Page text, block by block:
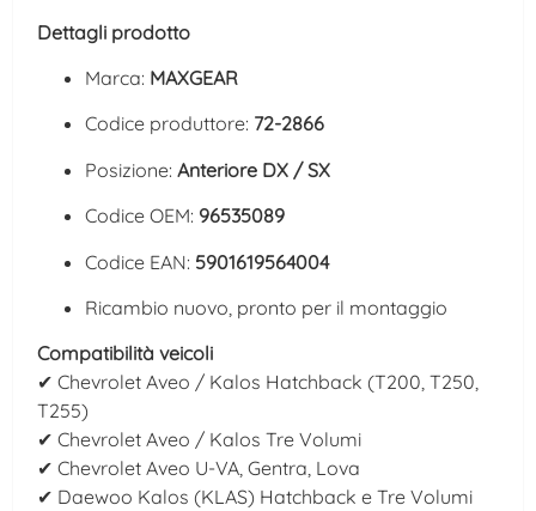
Dettagli prodotto
Marca: MAXGEAR
Codice produttore: 72-2866
Posizione: Anteriore DX / SX
Codice OEM: 96535089
Codice EAN: 5901619564004
Ricambio nuovo, pronto per il montaggio
Compatibilità veicoli
✔ Chevrolet Aveo / Kalos Hatchback (T200, T250,
T255)
✔ Chevrolet Aveo / Kalos Tre Volumi
✔ Chevrolet Aveo U-VA, Gentra, Lova
✔ Daewoo Kalos (KLAS) Hatchback e Tre Volumi